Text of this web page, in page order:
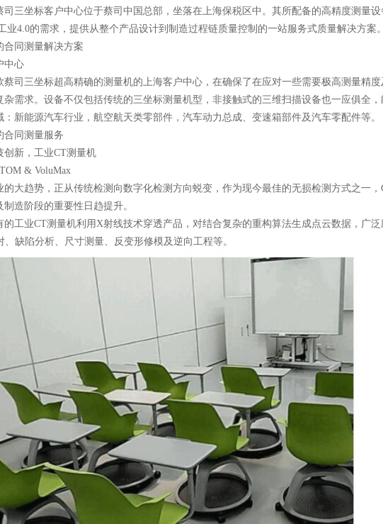
坐标客户中心位于蔡司中国总部，坐落在上海保税区中。其所配备的高精度测量设
业4.0的需求，提供从整个产品设计到制造过程链质量控制的一站服务式质量解决方案。
同测量解决方案
心
三坐标超高精确的测量机的上海客户中心，在确保了在应对一些需要极高测量精度
杂需求。设备不仅包括传统的三坐标测量机型，非接触式的三维扫描设备也一应俱全，
能源汽车行业，航空航天类零部件，汽车动力总成、变速箱部件及汽车零配件等。
同测量服务
新，工业CT测量机
& VoluMax
趋势，正从传统检测向数字化检测方向蜕变，作为现今最佳的无损检测方式之一，
造阶段的重要性日趋提升。
业CT测量机利用X射线技术穿透产品，对结合复杂的重构算法生成点云数据，广泛
、缺陷分析、尺寸测量、反变形修模及逆向工程等。